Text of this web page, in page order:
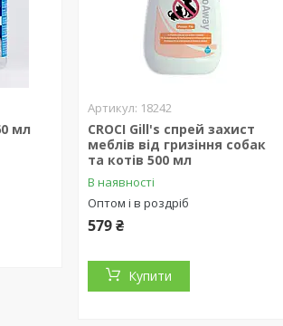
мл
18242
CROCI Gill's спрей захист
меблів від гризіння собак
та котів 500 мл
В наявності
Оптом і в роздріб
579 ₴
Купити